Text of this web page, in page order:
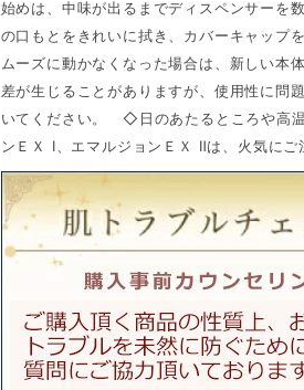
始めは、中味が出るまでディスペンサー
の口もとをきれいに拭き、カバーキャッ
ムーズに動かなくなった場合は、新しい
差が生じることがありますが、使用性に
いてください。 ◇日のあたるところや高
ンＥＸ Ⅰ、エマルジョンＥＸ Ⅱは、火気にご